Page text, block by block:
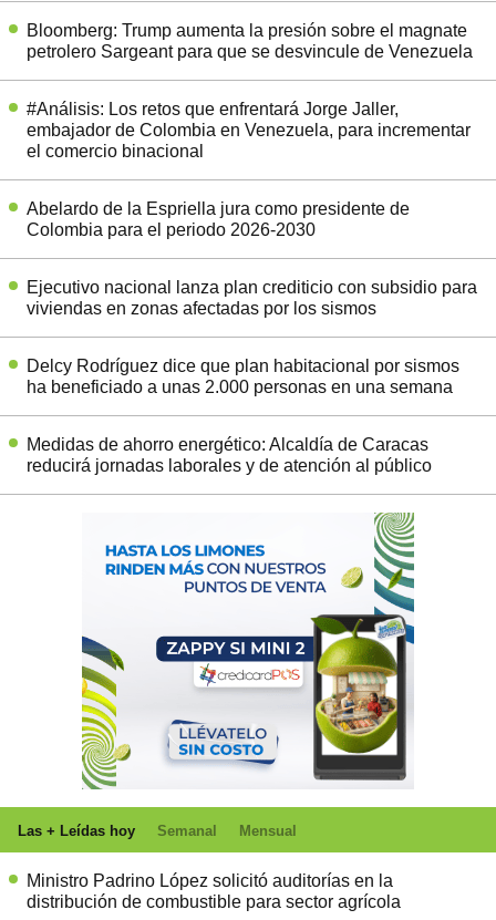
Bloomberg: Trump aumenta la presión sobre el magnate
petrolero Sargeant para que se desvincule de Venezuela
#Análisis: Los retos que enfrentará Jorge Jaller,
embajador de Colombia en Venezuela, para incrementar
el comercio binacional
Abelardo de la Espriella jura como presidente de
Colombia para el periodo 2026-2030
Ejecutivo nacional lanza plan crediticio con subsidio para
viviendas en zonas afectadas por los sismos
Delcy Rodríguez dice que plan habitacional por sismos
ha beneficiado a unas 2.000 personas en una semana
Medidas de ahorro energético: Alcaldía de Caracas
reducirá jornadas laborales y de atención al público
Las + Leídas hoy Semanal Mensual
Ministro Padrino López solicitó auditorías en la
distribución de combustible para sector agrícola